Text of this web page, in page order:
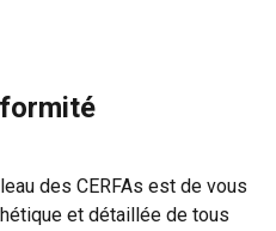
des CERFAs est de vous
et détaillée de tous